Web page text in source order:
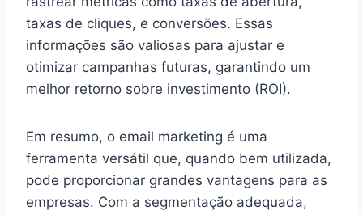
taxas de cliques, e conversões. Essas
informações são valiosas para ajustar e
otimizar campanhas futuras, garantindo um
melhor retorno sobre investimento (ROI).
Em resumo, o email marketing é uma
ferramenta versátil que, quando bem utilizada,
pode proporcionar grandes vantagens para as
empresas. Com a segmentação adequada,